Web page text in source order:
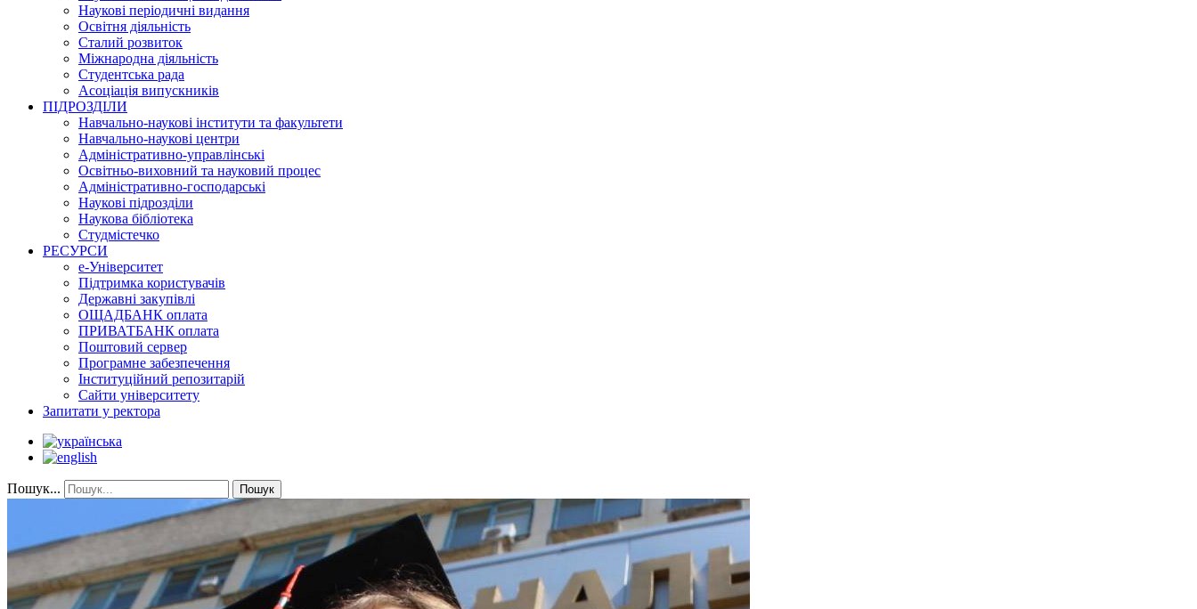
Наукові періодичні видання
Освітня діяльність
Сталий розвиток
Міжнародна діяльність
Студентська рада
Асоціація випускників
ПІДРОЗДІЛИ
Навчально-наукові інститути та факультети
Навчально-наукові центри
Адміністративно-управлінські
Освітньо-виховний та науковий процес
Адміністративно-господарські
Наукові підрозділи
Наукова бібліотека
Студмістечко
РЕСУРСИ
е-Університет
Підтримка користувачів
Державні закупівлі
ОЩАДБАНК оплата
ПРИВАТБАНК оплата
Поштовий сервер
Програмне забезпечення
Інституційний репозитарій
Сайти університету
Запитати у ректора
Пошук... Пошук